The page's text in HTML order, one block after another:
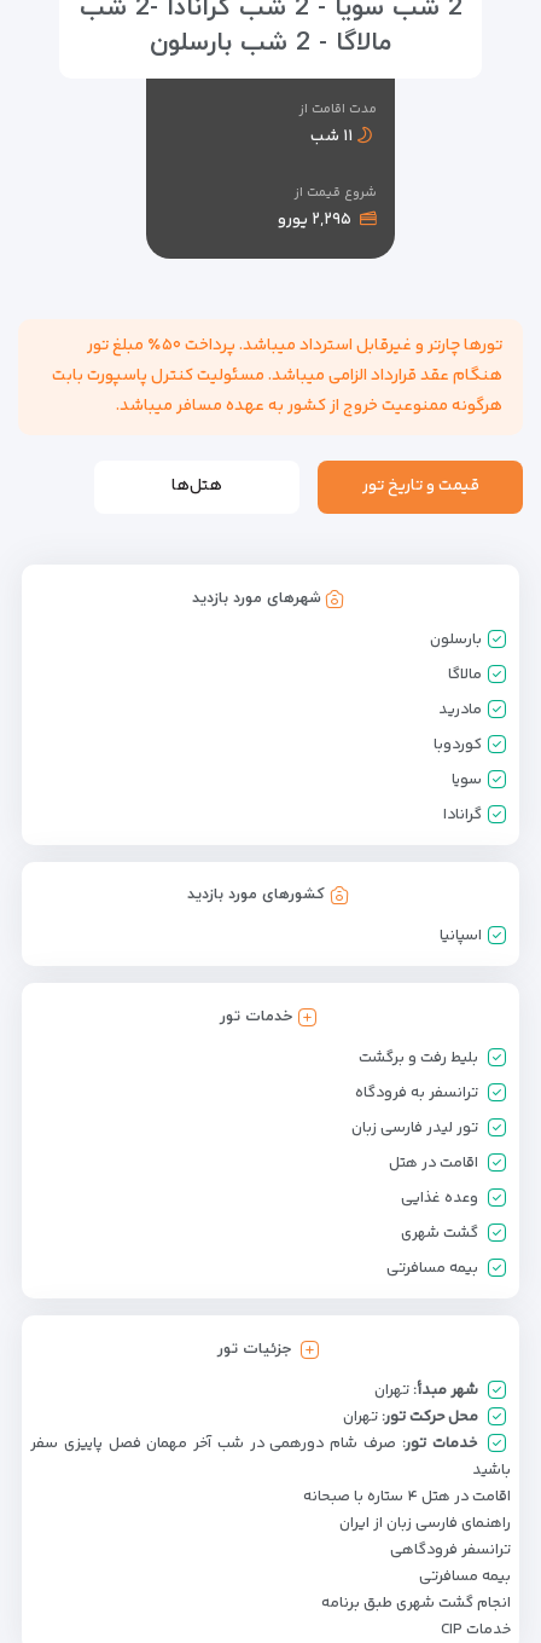
2 شب سویا - 2 شب گرانادا -2 شب
مالاگا - 2 شب بارسلون
مدت اقامت از
۱۱ شب
شروع قیمت از
۲,۲۹۵ یورو
تورها چارتر و غیرقابل استرداد میباشد. پرداخت ۵۰٪ مبلغ تور
هنگام عقد قرارداد الزامی میباشد. مسئولیت کنترل پاسپورت بابت
هرگونه ممنوعیت خروج از کشور به عهده مسافر میباشد.
قیمت و تاریخ تور هتل‌ها
شهرهای مورد بازدید
بارسلون
مالاگا
مادرید
کوردوبا
سویا
گرانادا
کشورهای مورد بازدید
اسپانیا
خدمات تور
بلیط رفت و برگشت
ترانسفر به فرودگاه
تور لیدر فارسی زبان
اقامت در هتل
وعده غذایی
گشت شهری
بیمه مسافرتی
جزئیات تور
شهر مبدأ: تهران
محل حرکت تور: تهران
خدمات تور: صرف شام دورهمی در شب آخر مهمان فصل پاییزی سفر
باشید
اقامت در هتل ۴ ستاره با صبحانه
راهنمای فارسی زبان از ایران
ترانسفر فرودگاهی
بیمه مسافرتی
انجام گشت شهری طبق برنامه
خدمات CIP